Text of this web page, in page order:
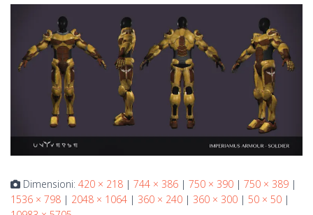
Dimensioni: 420 × 218 | 744 × 386 | 750 × 390 | 750 × 389 |
1536 × 798 | 2048 × 1064 | 360 × 240 | 360 × 300 | 50 × 50 |